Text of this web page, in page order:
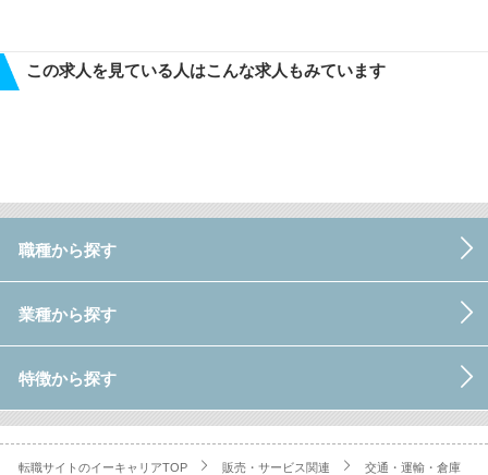
この求人を見ている人はこんな求人もみています
職種から探す
業種から探す
特徴から探す
転職サイトのイーキャリアTOP 販売・サービス関連
交通・運輸・倉庫